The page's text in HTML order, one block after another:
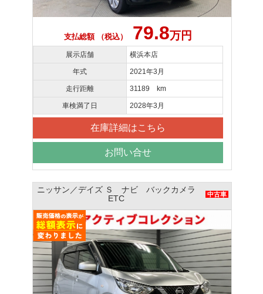
支払総額 （税込） 79.8万円
展示店舗 横浜本店
年式 2021年3月
走行距離 31189 km
車検満了日 2028年3月
在庫詳細はこちら
お問い合せ
ニッサン／デイズ Ｓ ナビ バックカメラ
ETC
中古車